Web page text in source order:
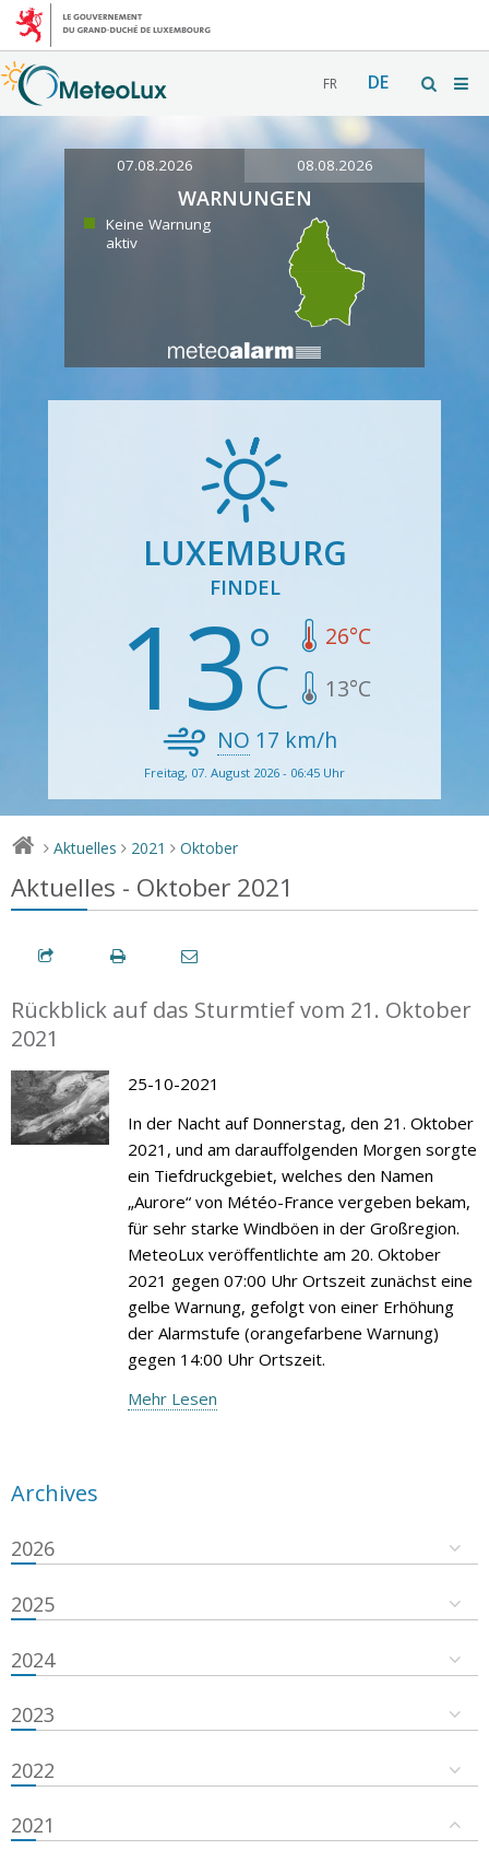
FR DE
07.08.2026 08.08.2026
WARNUNGEN
Keine Warnung
aktiv
LUXEMBURG
FINDEL
13 26°C
13°C
NO 17 km/h
Freitag, 07. August 2026 - 06:45 Uhr
> Aktuelles > 2021 > Oktober
Aktuelles - Oktober 2021
Rückblick auf das Sturmtief vom 21. Oktober
2021
25-10-2021
In der Nacht auf Donnerstag, den 21. Oktober
2021, und am darauffolgenden Morgen sorgte
ein Tiefdruckgebiet, welches den Namen
„Aurore“ von Météo-France vergeben bekam,
für sehr starke Windböen in der Großregion.
MeteoLux veröffentlichte am 20. Oktober
2021 gegen 07:00 Uhr Ortszeit zunächst eine
gelbe Warnung, gefolgt von einer Erhöhung
der Alarmstufe (orangefarbene Warnung)
gegen 14:00 Uhr Ortszeit.
Mehr Lesen
Archives
2026
2025
2024
2023
2022
2021